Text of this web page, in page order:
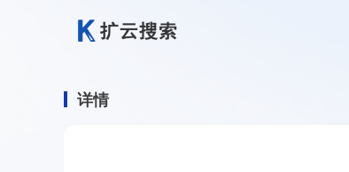
详情